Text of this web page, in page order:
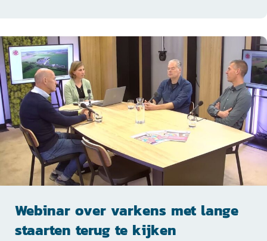
Webinar over varkens met lange
staarten terug te kijken